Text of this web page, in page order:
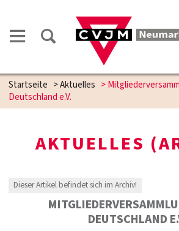
Startseite >Aktuelles >
Deutschland e.V.
AKTUELLES
Dieser Artikel befindet sich im Archiv!
DEUTSCHLAND